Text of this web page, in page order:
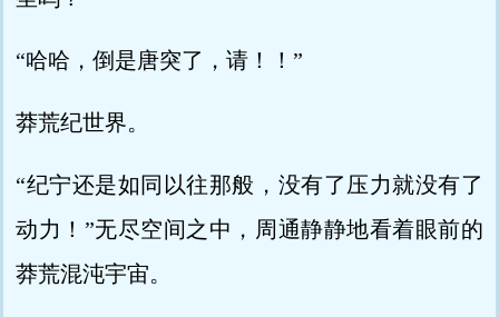
“哈哈，倒是唐突了，请！！”
莽荒纪世界。
“纪宁还是如同以往那般，没有了压力就没有了
动力！”无尽空间之中，周通静静地看着眼前的
莽荒混沌宇宙。